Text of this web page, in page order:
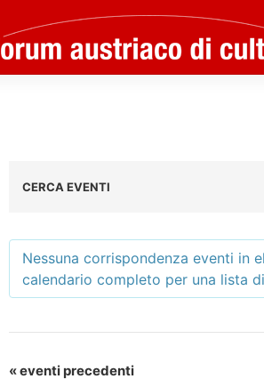
CERCA EVENTI
Nessuna corrispondenza eventi in
calendario completo per una lista
Elenco
«eventi precedenti